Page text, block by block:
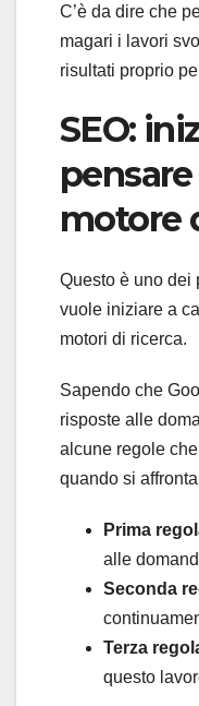
C’è da dire che
magari i lavori
risultati proprio
SEO:
motore
Questo è uno dei
vuole iniziare a
motori di ricerca.
Sapendo che
risposte alle
alcune regole
quando si
Prima
alle
Seconda
Terza
questo